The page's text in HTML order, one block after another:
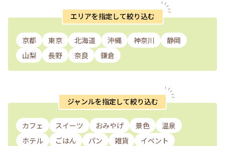
エリアを指定して絞り込む
京都 東京 北海道 沖縄 神奈川
静岡
山梨
長野 奈良 鎌倉
ジャンルを指定して絞り込む
カフェ スイーツ おみやげ 景色
温泉
ホテル
ごはん パン 雑貨 イベント